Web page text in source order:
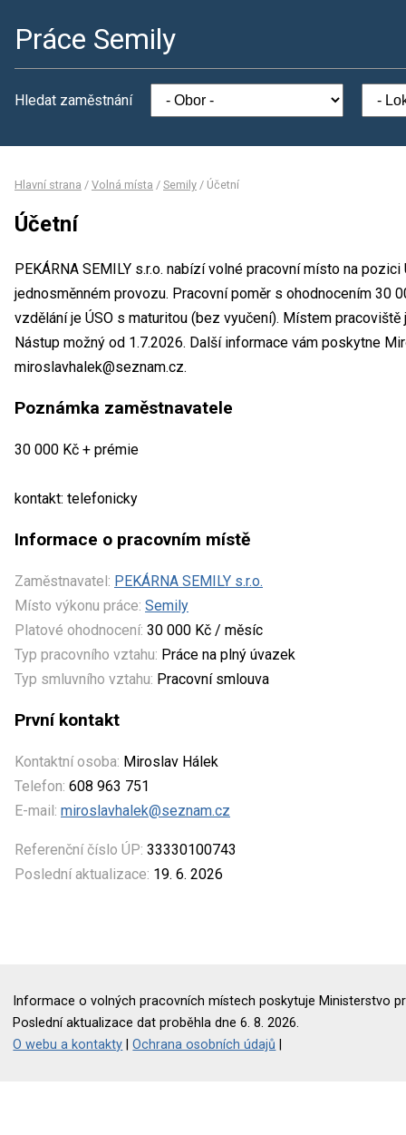
Práce Semily
Hledat zaměstnání
Hlavní strana / Volná místa / Semily / Účetní
Účetní
PEKÁRNA SEMILY s.r.o. nabízí volné pracovní místo na
jednosměnném provozu. Pracovní poměr s ohodnocením 30
vzdělání je ÚSO s maturitou (bez vyučení). Místem pracoviště
Nástup možný od 1.7.2026. Další informace vám poskytne
miroslavhalek@seznam.cz.
Poznámka zaměstnavatele
30 000 Kč + prémie
kontakt: telefonicky
Informace o pracovním místě
Zaměstnavatel: PEKÁRNA SEMILY s.r.o.
Místo výkonu práce: Semily
Platové ohodnocení: 30 000 Kč / měsíc
Typ pracovního vztahu: Práce na plný úvazek
Typ smluvního vztahu: Pracovní smlouva
První kontakt
Kontaktní osoba: Miroslav Hálek
Telefon: 608 963 751
E-mail: miroslavhalek@seznam.cz
Referenční číslo ÚP: 33330100743
Poslední aktualizace: 19. 6. 2026
Informace o volných pracovních místech poskytuje Ministerstvo
Poslední aktualizace dat proběhla dne 6. 8. 2026.
O webu a kontakty |Ochrana osobních údajů